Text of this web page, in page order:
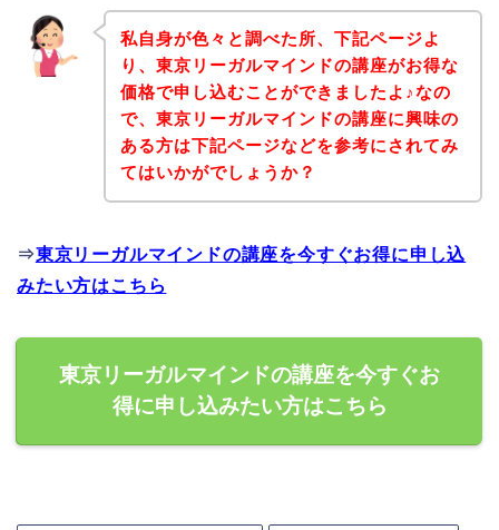
私自身が色々と調べた所、下記ページよ
り、東京リーガルマインドの講座がお得な
価格で申し込むことができましたよ♪なの
で、東京リーガルマインドの講座に興味の
ある方は下記ページなどを参考にされてみ
てはいかがでしょうか？
⇒東京リーガルマインドの講座を今すぐお得に申し込
みたい方はこちら
東京リーガルマインドの講座を今すぐお
得に申し込みたい方はこちら